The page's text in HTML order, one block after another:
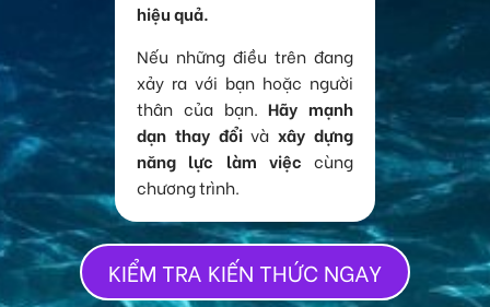
hiệu quả.
Nếu những điều trên đang
xảy ra với bạn hoặc người
thân của bạn.Hãy mạnh
dạn thay đổivàxây dựng
năng lực làm việc cùng
chương trình.
KIỂM TRA KIẾN THỨC NGAY